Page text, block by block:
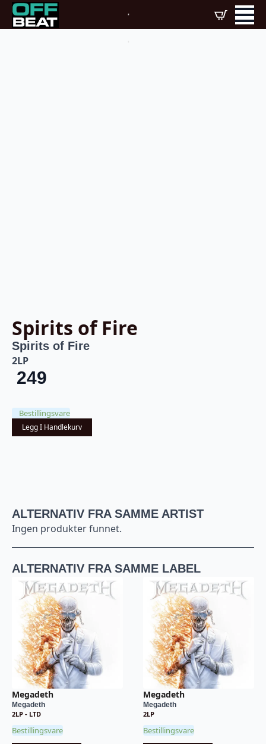
Spirits of Fire
Spirits of Fire
2LP
249
Bestillingsvare
Legg I Handlekurv
ALTERNATIV FRA SAMME ARTIST
Ingen produkter funnet.
ALTERNATIV FRA SAMME LABEL
Megadeth
Megadeth
2LP - LTD
Bestillingsvare
Megadeth
Megadeth
2LP
Bestillingsvare